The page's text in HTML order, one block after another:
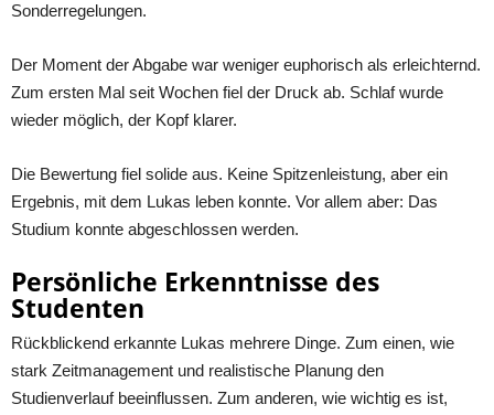
Sonderregelungen.
Der Moment der Abgabe war weniger euphorisch als erleichternd.
Zum ersten Mal seit Wochen fiel der Druck ab. Schlaf wurde
wieder möglich, der Kopf klarer.
Die Bewertung fiel solide aus. Keine Spitzenleistung, aber ein
Ergebnis, mit dem Lukas leben konnte. Vor allem aber: Das
Studium konnte abgeschlossen werden.
Persönliche Erkenntnisse des
Studenten
Rückblickend erkannte Lukas mehrere Dinge. Zum einen, wie
stark Zeitmanagement und realistische Planung den
Studienverlauf beeinflussen. Zum anderen, wie wichtig es ist,